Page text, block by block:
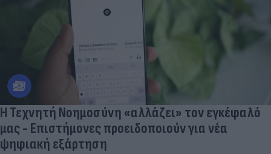
Η Τεχνητή Νοημοσύνη «αλλάζει» τον εγκέφαλό
μας - Eπιστήμονες προειδοποιούν για νέα
ψηφιακή εξάρτηση